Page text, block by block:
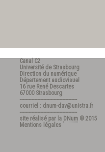
Canal C2
Université de Strasbourg
Direction du numérique
Département audiovisuel
16 rue René Descartes
67000 Strasbourg
---------------------------------------
courriel : dnum-dav@unistra.fr
---------------------------------------
site réalisé par la DNum © 2015
Mentions légales